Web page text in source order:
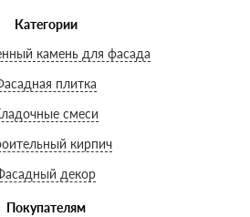
Категории
камень для фасада
плитка
смеси
кирпич
декор
Покупателям